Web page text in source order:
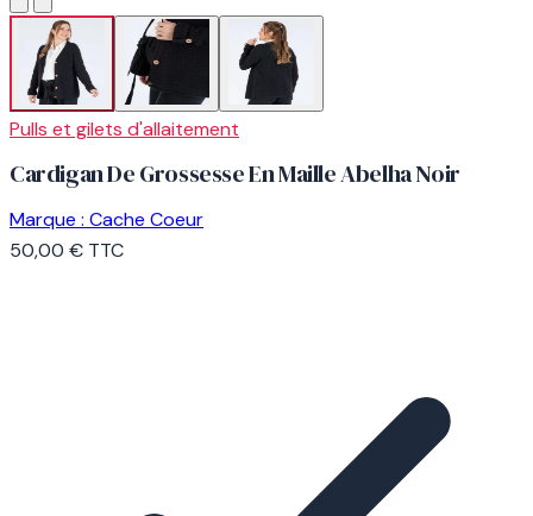
Pulls et gilets d'allaitement
Cardigan De Grossesse En Maille Abelha Noir
Marque : Cache Coeur
50,00 € TTC